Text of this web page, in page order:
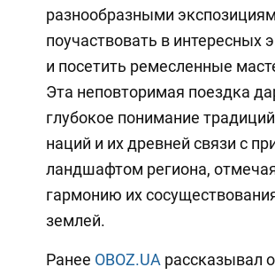
разнообразными
поучаствовать в интересных
и посетить ремесленные
Эта неповторимая поездка
глубокое понимание
наций и их древней связи с
ландшафтом региона,
гармонию их
землей.
Ранее OBOZ.UA рассказывал